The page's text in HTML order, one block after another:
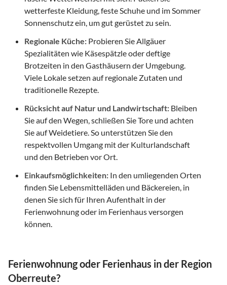
wetterfeste Kleidung, feste Schuhe und im Sommer
Sonnenschutz ein, um gut gerüstet zu sein.
Regionale Küche: Probieren Sie Allgäuer
Spezialitäten wie Käsespätzle oder deftige
Brotzeiten in den Gasthäusern der Umgebung.
Viele Lokale setzen auf regionale Zutaten und
traditionelle Rezepte.
Rücksicht auf Natur und Landwirtschaft: Bleiben
Sie auf den Wegen, schließen Sie Tore und achten
Sie auf Weidetiere. So unterstützen Sie den
respektvollen Umgang mit der Kulturlandschaft
und den Betrieben vor Ort.
Einkaufsmöglichkeiten: In den umliegenden Orten
finden Sie Lebensmittelläden und Bäckereien, in
denen Sie sich für Ihren Aufenthalt in der
Ferienwohnung oder im Ferienhaus versorgen
können.
Ferienwohnung oder Ferienhaus in der Region
Oberreute?